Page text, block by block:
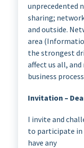
unprecedented
sharing;
and outside.
area
the strongest
affect us all,
business
Invitation –
I invite and
to participate in
have any